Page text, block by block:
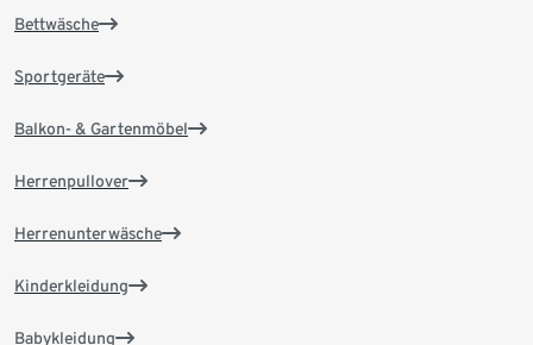
Bettwäsche
Sportgeräte
Balkon- & Gartenmöbel
Herrenpullover
Herrenunterwäsche
Kinderkleidung
Babykleidung